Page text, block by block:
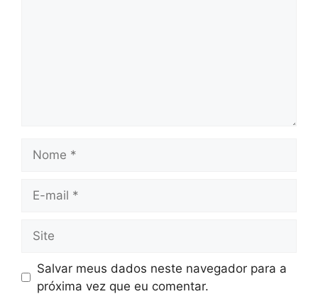
Salvar meus dados neste navegador para a
próxima vez que eu comentar.